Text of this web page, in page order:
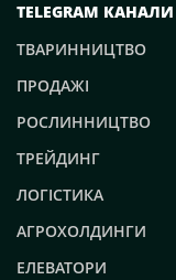
TELEGRAM КАНАЛИ
ТВАРИННИЦТВО
ПРОДАЖІ
РОСЛИННИЦТВО
ТРЕЙДИНГ
ЛОГІСТИКА
АГРОХОЛДИНГИ
ЕЛЕВАТОРИ